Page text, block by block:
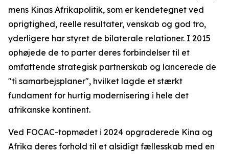
mens Kinas Afrikapolitik, som er kendetegnet ved
oprigtighed, reelle resultater, venskab og god tro,
yderligere har styret de bilaterale relationer. I 2015
ophøjede de to parter deres forbindelser til et
omfattende strategisk partnerskab og lancerede de
"ti samarbejsplaner", hvilket lagde et stærkt
fundament for hurtig modernisering i hele det
afrikanske kontinent.
Ved FOCAC-topmødet i 2024 opgraderede Kina og
Afrika deres forhold til et alsidigt fællesskab med en